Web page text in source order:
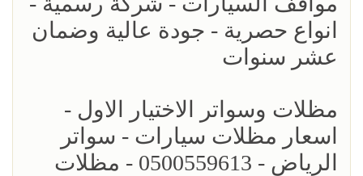
انواع حصرية - جودة عالية وضمان
عشر سنوات
مظلات وسواتر الاختيار الاول -
اسعار مظلات سيارات - سواتر
الرياض - 0500559613 - مظلات